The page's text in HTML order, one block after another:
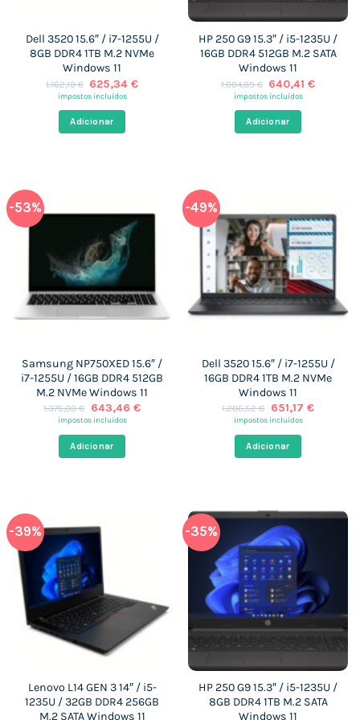
Dell 3520 15.6″ / i7-1255U /
8GB DDR4 1TB M.2 NVMe
Windows 11
1.162,19€ O
preço
era:
1.162,19 €.
625,34€O
impostos incluídos
Adicionar
HP 250 G9 15.3″ / i5-1235U /
16GB DDR4 512GB M.2 SATA
Windows 11
1.004,89€ O
preço
era:
1.004,89 €.
640,41€O
impostos incluídos
Adicionar
-53%
Samsung NP750XED 15.6″ /
i7-1255U / 16GB DDR4 512GB
M.2 NVMe Windows 11
1.375,00€
O
preço
era:
1.375,00 €.
643,46 €O
impostos incluídos
Adicionar
-49%
Dell 3520 15.6″ / i7-1255U /
16GB DDR4 1TB M.2 NVMe
Windows 11
1.286,52€
O
preço
1.286,52 €.
651,17 €O
impostos incluídos
Adicionar
-39%
Lenovo L14 GEN 3 14″ / i5-
1235U / 32GB DDR4 256GB
M.2 SATA Windows 11
-35%
HP 250 G9 15.3″ / i5-1235U /
8GB DDR4 1TB M.2 SATA
Windows 11